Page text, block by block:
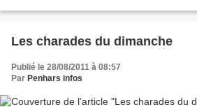
Les charades du dimanche
Publié le 28/08/2011 à 08:57
Par Penhars infos